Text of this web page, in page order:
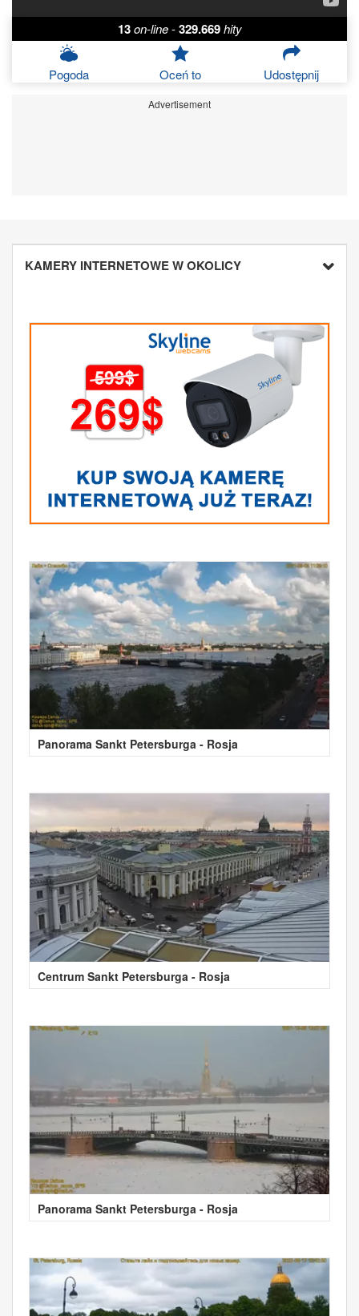
13 on-line - 329.669 hity
Pogoda Oceń to Udostępnij
Advertisement
KAMERY INTERNETOWE W OKOLICY
Panorama Sankt Petersburga - Rosja
Centrum Sankt Petersburga - Rosja
Panorama Sankt Petersburga - Rosja